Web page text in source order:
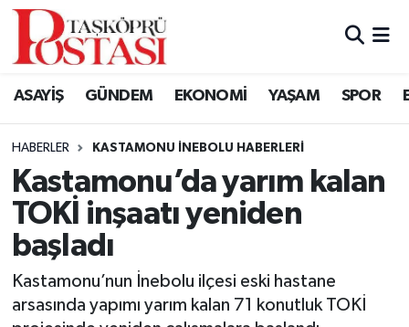
ASAYİŞ GÜNDEM EKONOMİ YAŞAM SPOR
HABERLER KASTAMONU İNEBOLU HABERLERI
Kastamonu’da yarım kalan
TOKİ inşaatı yeniden
başladı
Kastamonu’nun İnebolu ilçesi eski hastane
arsasında yapımı yarım kalan 71 konutluk TOKİ
Kastamonu Vefat Edenler
Araç Haberleri
Azdavay Haberleri
Bozkurt Haberleri